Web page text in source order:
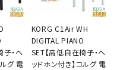
子・ヘ
グ 電
KORG C1Air WH
DIGITAL PIANO
SET【高低自在椅子・ヘ
ッドホン付き】コルグ 電